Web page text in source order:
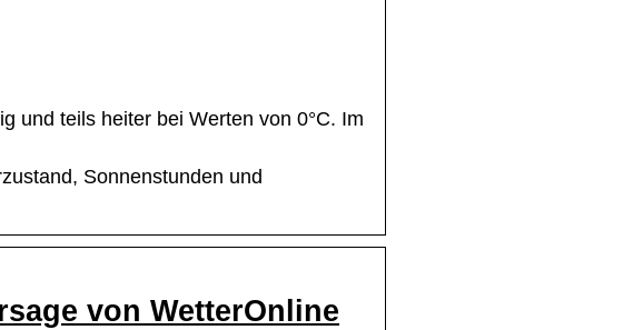
und teils heiter bei Werten von 0°C. Im
Sonnenstunden und
von WetterOnline